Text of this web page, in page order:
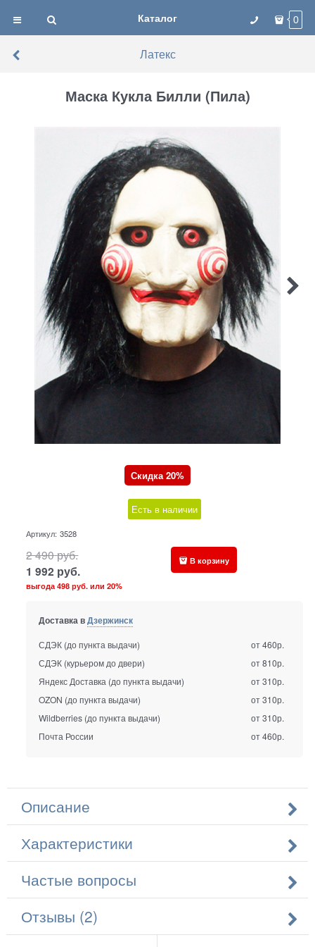
Каталог 0
Латекс
Маска Кукла Билли (Пила)
Скидка 20%
Есть в наличии
Артикул: 3528
2 490руб.
1 992 руб.
выгода498 руб. или20%
В корзину
Доставка вДзержинск
СДЭК (до пункта выдачи)
от 460р.
СДЭК (курьером до двери)
от 810р.
Яндекс Доставка (до пункта выдачи)
от 310р.
OZON (до пункта выдачи)
от 310р.
Wildberries (до пункта выдачи)
от 310р.
Почта России
от 460р.
Описание
Характеристики
Частые вопросы
Отзывы (2)